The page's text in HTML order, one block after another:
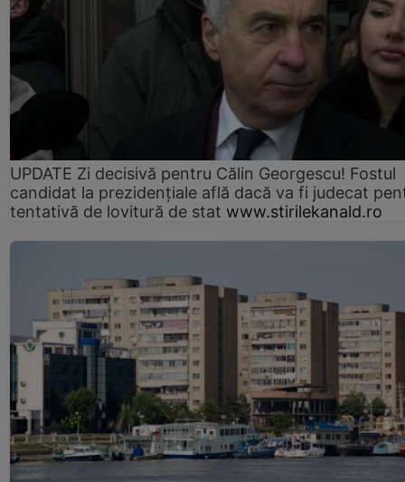
UPDATE Zi decisivă pentru Călin Georgescu! Fostul
candidat la prezidențiale află dacă va fi judecat
tentativă de lovitură de stat www.stirilekanald.ro